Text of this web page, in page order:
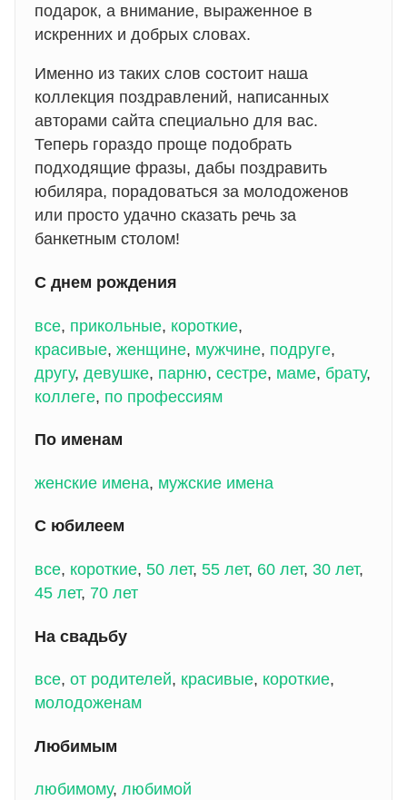
подарок, а внимание, выраженное в
искренних и добрых словах.
Именно из таких слов состоит наша
коллекция поздравлений, написанных
авторами сайта специально для вас.
Теперь гораздо проще подобрать
подходящие фразы, дабы поздравить
юбиляра, порадоваться за молодоженов
или просто удачно сказать речь за
банкетным столом!
С днем рождения
все, прикольные, короткие,
красивые, женщине, мужчине, подруге,
другу, девушке, парню, сестре, маме, брату,
коллеге, по профессиям
По именам
женские имена, мужские имена
С юбилеем
все, короткие, 50 лет, 55 лет, 60 лет, 30 лет,
45 лет, 70 лет
На свадьбу
все, от родителей, красивые, короткие,
молодоженам
Любимым
любимому, любимой